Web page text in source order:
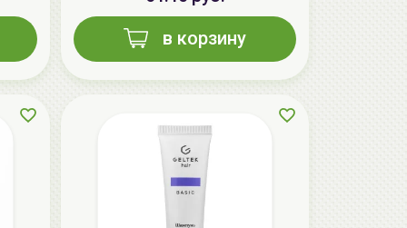
AiliCode Восстанавливающий крем-
пилинг для лица, 50мл
в корзину